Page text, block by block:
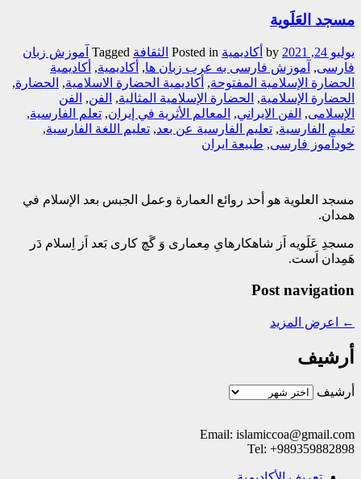
مسجد العَلَویة
يوليو 24, 2021 أکادیمیة Posted in الثقافة Tagged آموزش زبان
فارسی, آموزش فارسی به عرب زبان ها, أکادیمیة, أکادیمیة
الحضارة الإسلامیة المفتوحة, أکادیمیة الحضارة الاسلامیة, الحضارة,
الحضارة الإسلامية, الحضارة الإسلامية المثالية, الفن, الفن
الإسلامی, الفن الایراني, المعالم الأثریة في إیران, تعلم الفارسیة,
تعلیم الفارسیة, تعلیم الفارسیة عن بعد, تعلیم اللغة الفارسیة,
خودآموز فارسی, طبیعة ایران
مسجد العلویة هو أحد روائع العمارة وعمل الجبس بعد الإسلام في
همدان.
مسجدِ عَلَویه اَز شاهکارهایِ مِعماری وَ گَچ کاری بَعد اَز اِسلام دَر
هَمِدان اَست.
Post navigation
← اعرض المزيد
أرشيف
أرشيف
Email: islamiccoa@gmail.com
Tel: +989359882898